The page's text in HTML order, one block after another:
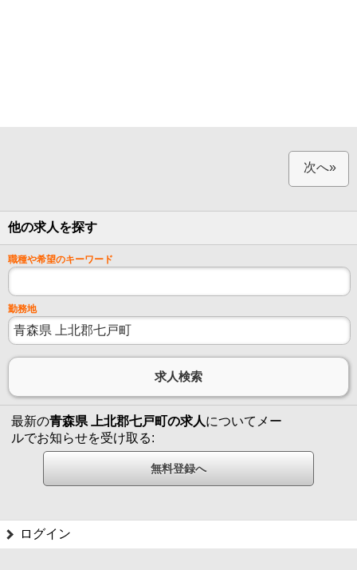
次へ»
他の求人を探す
職種や希望のキーワード
勤務地
最新の青森県 上北郡七戸町の求人についてメー
ルでお知らせを受け取る:
ログイン